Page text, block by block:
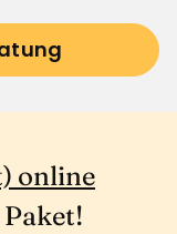
online